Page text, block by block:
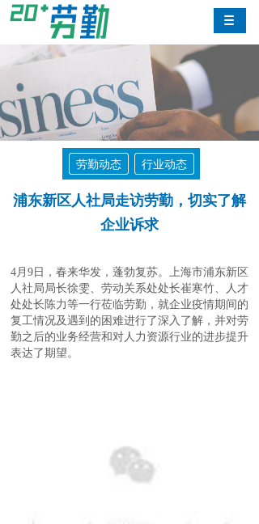
劳勤动态 行业动态
浦东新区人社局走访劳勤，切实了解
企业诉求
4月9日，春来华发，蓬勃复苏。上海市浦东新区
人社局局长徐雯、劳动关系处处长崔寒竹、人才
处处长陈力等一行莅临劳勤，就企业疫情期间的
复工情况及遇到的困难进行了深入了解，并对劳
勤之后的业务经营和对人力资源行业的进步提升
表达了期望。
恩。这么多年客户的不离不弃，政府的支持和扶
展示的机会。